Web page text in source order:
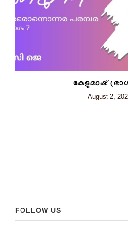
കേളുമാഷ്
August 2,
FOLLOW US